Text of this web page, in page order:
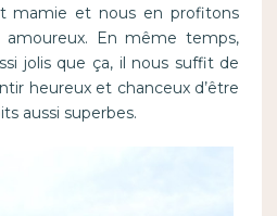
mamie et nous en profitons
amoureux. En même temps,
jolis que ça, il nous suffit de
heureux et chanceux d’être
aussi superbes.